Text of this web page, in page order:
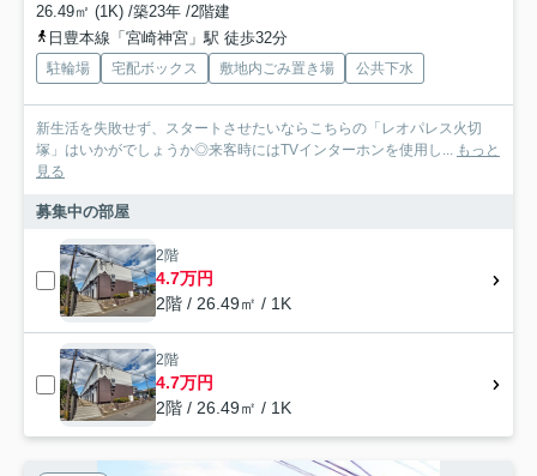
26.49㎡ (1K) /築23年 /2階建
日豊本線「宮崎神宮」駅 徒歩32分
駐輪場 宅配ボックス 敷地内ごみ置き場 公共下水
新生活を失敗せず、スタートさせたいならこちらの「レオパレス火切
塚」はいかがでしょうか◎来客時にはTVインターホンを使用し... もっと
見る
募集中の部屋
2階
4.7万円
2階 / 26.49㎡ / 1K
2階
4.7万円
2階 / 26.49㎡ / 1K